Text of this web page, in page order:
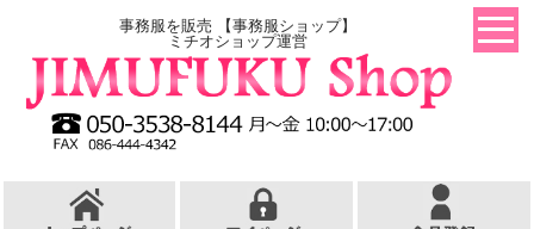
事務服を販売 【事務服ショップ】
ミチオショップ運営